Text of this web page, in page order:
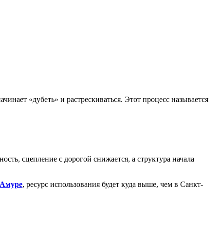
«дубеть» и растрескиваться. Этот процесс называется
сцепление с дорогой снижается, а структура начала
, ресурс использования будет куда выше, чем в Санкт-